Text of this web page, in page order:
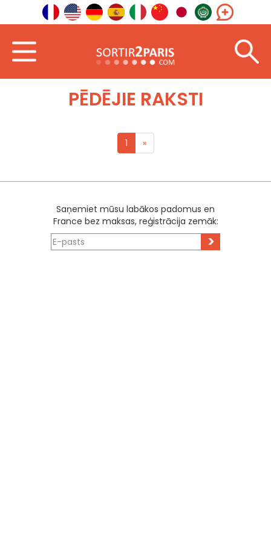
PĒDĒJIE RAKSTI
1 »
Saņemiet mūsu labākos padomus en
France bez maksas, reģistrācija zemāk:
>